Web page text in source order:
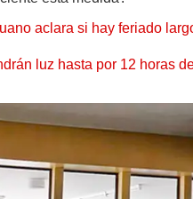
aclara si hay feriado
luz hasta por 12 horas